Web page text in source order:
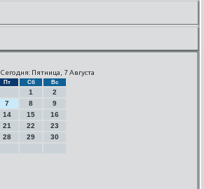
Сегодня: Пятница, 7 Августа
Пт Сб Вс
1
2
7 8
9
14 15
16
21 22
23
28 29
30